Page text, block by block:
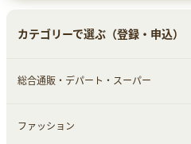
カテゴリーで選ぶ（登録・申込）
総合通販・デパート・スーパー
すべて見る
ファッション